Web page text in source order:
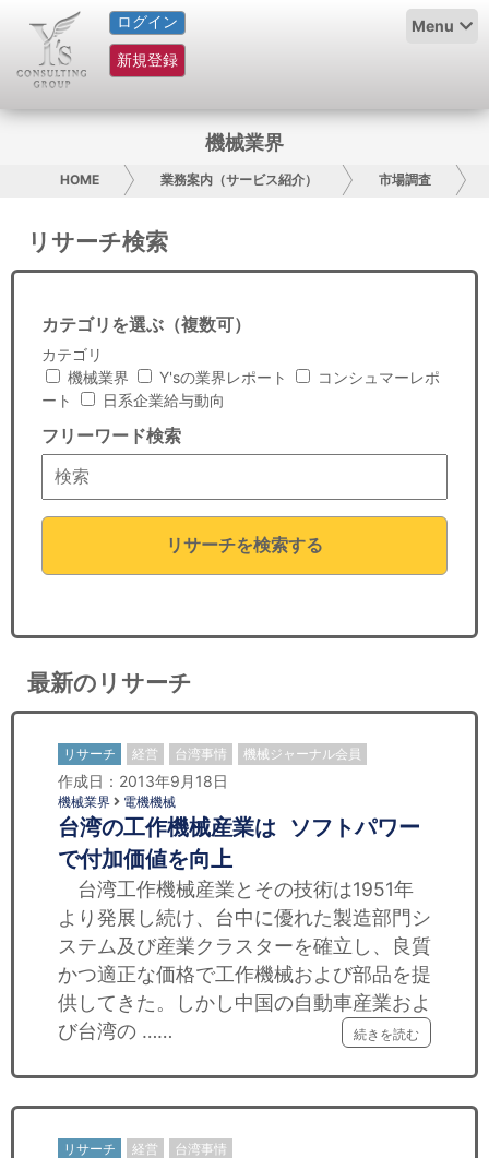
ログイン
新規登録
Menu
HOME
サービス紹介
グループ概要
採用情報
日本人にPR
コンサルティング
リサーチ
セミナー
機械業界
HOME 業務案内（サービス紹介） 市場調査
リサーチ検索
カテゴリを選ぶ（複数可）
カテゴリ
機械業界
Y'sの業界レポート
コンシュマーレポ
ート
日系企業給与動向
フリーワード検索
リサーチを検索する
最新のリサーチ
リサーチ 経営 台湾事情 機械ジャーナル会員
作成日：2013年9月18日
機械業界 電機機械
台湾の工作機械産業は ソフトパワー
で付加価値を向上
台湾工作機械産業とその技術は1951年
より発展し続け、台中に優れた製造部門シ
ステム及び産業クラスターを確立し、良質
かつ適正な価格で工作機械および部品を提
供してきた。しかし中国の自動車産業およ
び台湾の ……
続きを読む
リサーチ 経営 台湾事情